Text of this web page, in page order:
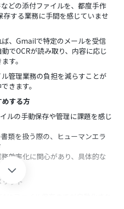
どの添付ファイルを、都度手作
する業務に手間を感じていませ
、Gmailで特定のメールを受信
でOCRが読み取り、内容に応じ
す。
管理業務の負担を減らすことが
きます。
する方
ルの手動保存や管理に課題を感じ
類を扱う際の、ヒューマンエラ
効率化に関心があり、具体的な
ット